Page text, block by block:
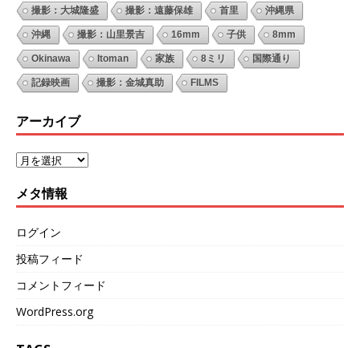
撮影：大城隆盛 撮影：遠藤保雄 首里 沖縄県
沖縄 撮影：山里景吉 16mm 子供 8mm
Okinawa Itoman 家族 8ミリ 国際通り
記録映画 撮影：金城真助 FILMS
アーカイブ
メタ情報
ログイン
投稿フィード
コメントフィード
WordPress.org